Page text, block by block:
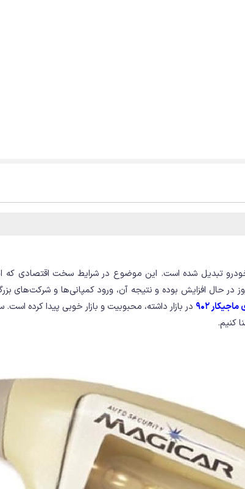
خودرو تبدیل شده است. این موضوع در شرایط سخت اقتصادی
حال افزایش بوده و نتیجه آن، ورود کمپانی‌ها و شرکت‌های
902
در بازار داشته، محبوبیت و بازار خوبی پیدا کرده
کنیم.